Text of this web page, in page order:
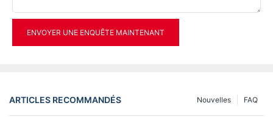
ENVOYER UNE ENQUÊTE MAINTENANT
ARTICLES RECOMMANDÉS FAQ
Nouvelles